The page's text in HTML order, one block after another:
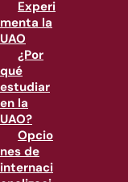
Experi
menta la
UAO
¿Por
qué
estudiar
en la
UAO?
Opcio
nes de
internaci